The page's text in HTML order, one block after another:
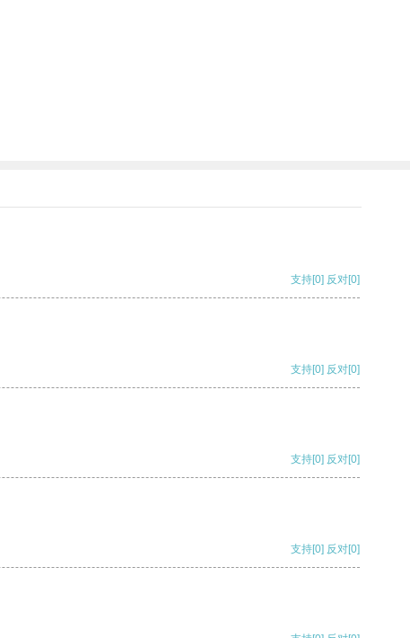
支持[0] 反对[0]
支持[0] 反对[0]
支持[0] 反对[0]
支持[0] 反对[0]